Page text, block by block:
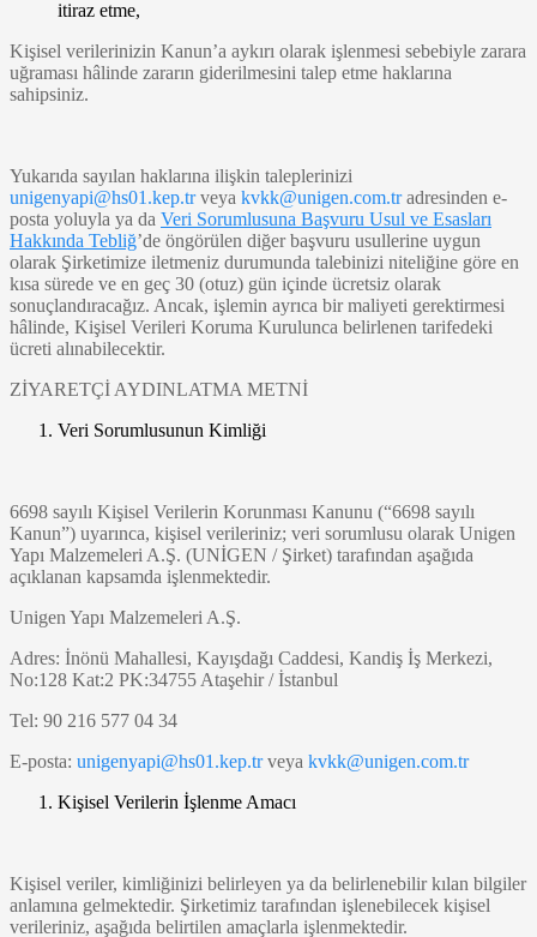
itiraz etme,
Kişisel verilerinizin Kanun’a aykırı olarak işlenmesi sebebiyle zarara
uğraması hâlinde zararın giderilmesini talep etme haklarına
sahipsiniz.
Yukarıda sayılan haklarına ilişkin taleplerinizi
unigenyapi@hs01.kep.trveya kvkk@unigen.com.tradresinden e-
posta yoluyla ya da Veri Sorumlusuna Başvuru Usul ve Esasları
Hakkında Tebliğ’de öngörülen diğer başvuru usullerine uygun
olarak Şirketimize iletmeniz durumunda talebinizi niteliğine göre en
kısa sürede ve en geç 30 (otuz) gün içinde ücretsiz olarak
sonuçlandıracağız. Ancak, işlemin ayrıca bir maliyeti gerektirmesi
hâlinde, Kişisel Verileri Koruma Kurulunca belirlenen tarifedeki
ücreti alınabilecektir.
ZİYARETÇİ AYDINLATMA METNİ
Veri Sorumlusunun Kimliği
6698 sayılı Kişisel Verilerin Korunması Kanunu (“6698 sayılı
Kanun”) uyarınca, kişisel verileriniz; veri sorumlusu olarak Unigen
Yapı Malzemeleri A.Ş. (UNİGEN / Şirket) tarafından aşağıda
açıklanan kapsamda işlenmektedir.
Unigen Yapı Malzemeleri A.Ş.
Adres: İnönü Mahallesi, Kayışdağı Caddesi, Kandiş İş Merkezi,
No:128 Kat:2 PK:34755 Ataşehir / İstanbul
Tel: 90 216 577 04 34
E-posta: unigenyapi@hs01.kep.trveya kvkk@unigen.com.tr
Kişisel Verilerin İşlenme Amacı
Kişisel veriler, kimliğinizi belirleyen ya da belirlenebilir kılan bilgiler
anlamına gelmektedir. Şirketimiz tarafından işlenebilecek kişisel
verileriniz, aşağıda belirtilen amaçlarla işlenmektedir.